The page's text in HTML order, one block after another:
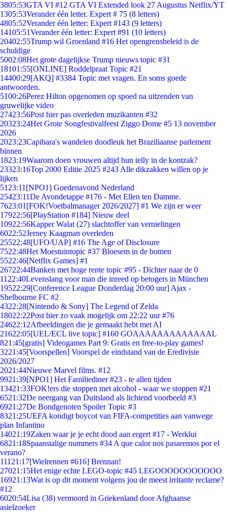
3805:53GTA VI #12 GTA VI Extended look 27 Augustus Netflix/YT
1305:53Verander één letter. Expert # 75 (8 letters)
4805:52Verander één letter: Expert #143 (9 letters)
14105:51Verander één letter: Expert #91 (10 letters)
20402:55Trump wil Groenland #16 Het opengrensbeleid is de
schuldige
5002:08Het grote dagelijkse Trump nieuws topic #31
18101:55[ONLINE] Roddelpraat Topic #21
14400:29[AKQ] #3384 Topic met vragen. En soms goede
antwoorden.
5100:26Perez Hilton opgenomen op spoed na uitzenden van
gruwelijke video
27423:56Post hier pas overleden muzikanten #32
20323:24Het Grote Songfestivalfeest Ziggo Dome #5 13 november
2026
2023:23Capibara's wandelen doodleuk het Braziliaanse parlement
binnen
1823:19Waarom doen vrouwen altijd hun telly in de kontzak?
23323:16Top 2000 Editie 2025 #243 Alle dikzakken willen op je
lijken
51 23:11 [NPO1] Goedenavond Nederland
25423:11De Avondetappe #176 - Met Ellen ten Damme.
7623:01 [FOK!Voetbalmanager 2026/2027] #1 We zijn er weer
17922:56[PlayStation #184] Nieuw deel
10922:56Kapper Walat (27) slachtoffer van vernielingen
6022:52Jerney Kaagman overleden
25522:48[UFO/UAP] #16 The Age of Disclosure
7522:48Het Moestuintopic #37 Bloesem in de bomen
5522:46[Netflix Games] #1
26722:44Banken met hoge rente topic #95 - Dichter naar de 0
11 22:40Levenslang voor man die inreed op betogers in München
19522:29[Conference League Donderdag 20:00 uur] Ajax -
Shelbourne FC #2
4322:28[Nintendo & Sony] The Legend of Zelda
18022:22Post hier zo vaak mogelijk om 22:22 uur #76
24622:12Afbeeldingen die je gemaakt hebt met AI
21622:05[UEL/ECL live topic] #160 GOAAAAAAAAAAAAAL
821:45[gratis] Videogames Part 9: Gratis en free-to-play games!
3221:45[Voorspellen] Voorspel de eindstand van de Eredivisie
2026/2027
2021:44Nieuwe Marvel films. #12
9921:39[NPO1] Het Familiediner #23 - te allen tijden
13421:33FOK!ers die stoppen met alcohol - waar we stoppen #21
6521:32De neergang van Duitsland als lichtend voorbeeld #3
6921:27De Bondgenoten Spoiler Topic #3
8321:25UEFA kondigt boycot van FIFA-competities aan vanwege
plan Infantino
14021:19Zaken waar je je echt dood aan ergert #17 - Werklui
6821:18Spaanstalige nummers #34 A que calor nos pasaremos por el
verano?
111 21:17[Wielrennen #616] Brennan!
27021:15Het enige echte LEGO-topic #45 LEGOOOOOOOOOOO
16921:13Wat is op dit moment volgens jou de meest irritante reclame?
#12
6020:54Lisa (38) vermoord in Griekenland door Afghaanse
asielzoeker